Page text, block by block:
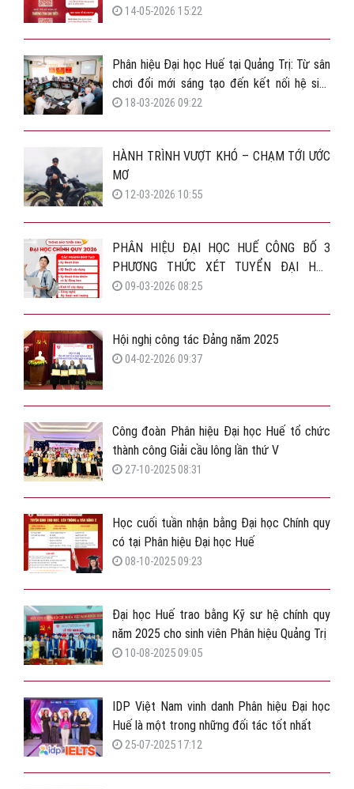
14-05-2026 15:22
Phân hiệu Đại học Huế tại Quảng Trị: Từ sân
chơi đổi mới sáng tạo đến kết nối hệ sinh
thái vườn ươm khởi nghiệp
18-03-2026 09:22
HÀNH TRÌNH VƯỢT KHÓ – CHẠM TỚI ƯỚC
MƠ
12-03-2026 10:55
PHÂN HIỆU ĐẠI HỌC HUẾ CÔNG BỐ 3
PHƯƠNG THỨC XÉT TUYỂN ĐẠI HỌC
CHÍNH QUY 2026
09-03-2026 08:25
Hội nghị công tác Đảng năm 2025
04-02-2026 09:37
Công đoàn Phân hiệu Đại học Huế tổ chức
thành công Giải cầu lông lần thứ V
27-10-2025 08:31
Học cuối tuần nhận bằng Đại học Chính quy
có tại Phân hiệu Đại học Huế
08-10-2025 09:23
Đại học Huế trao bằng Kỹ sư hệ chính quy
năm 2025 cho sinh viên Phân hiệu Quảng Trị
10-08-2025 09:05
IDP Việt Nam vinh danh Phân hiệu Đại học
Huế là một trong những đối tác tốt nhất
25-07-2025 17:12